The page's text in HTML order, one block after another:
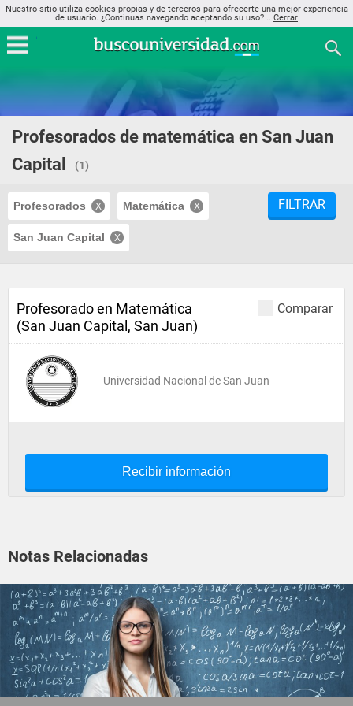
Nuestro sitio utiliza cookies propias y de terceros para ofrecerte una mejor experiencia
de usuario. ¿Continuas navegando aceptando su uso? .. Cerrar
Profesorados de matemática en San Juan
Capital
(1)
Profesorados Matemática
San Juan Capital
FILTRAR
Comparar
Profesorado en Matemática
(San Juan Capital, San Juan)
Universidad Nacional de San Juan
Recibir información
Notas Relacionadas